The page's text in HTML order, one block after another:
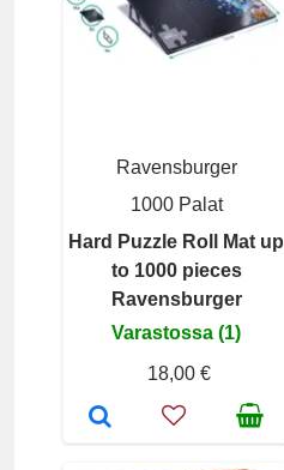
Ravensburger
1000 Palat
Hard Puzzle Roll Mat up
to 1000 pieces
Ravensburger
Varastossa (1)
18,00 €